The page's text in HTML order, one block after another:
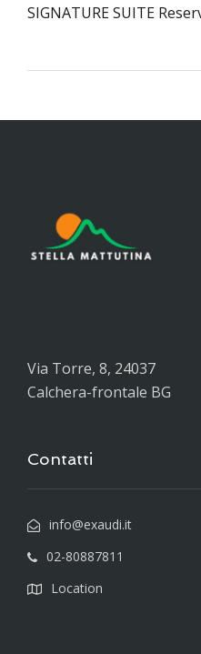
SIGNATURE SUITE
Via Torre, 8, 24037
Calchera-frontale BG
Contatti
info@exaudi.it
02-80887811
Location